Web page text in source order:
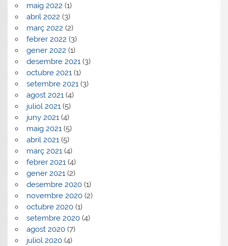
maig 2022 (1)
abril 2022 (3)
març 2022 (2)
febrer 2022 (3)
gener 2022 (1)
desembre 2021(3)
octubre 2021(1)
setembre 2021(3)
agost 2021(4)
juliol 2021(5)
juny 2021(4)
maig 2021(5)
abril 2021(5)
març 2021(4)
febrer 2021(4)
gener 2021(2)
desembre 2020(1)
novembre 2020(2)
octubre 2020(1)
setembre 2020(4)
agost 2020(7)
juliol 2020(4)